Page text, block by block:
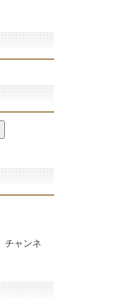
チャンネ